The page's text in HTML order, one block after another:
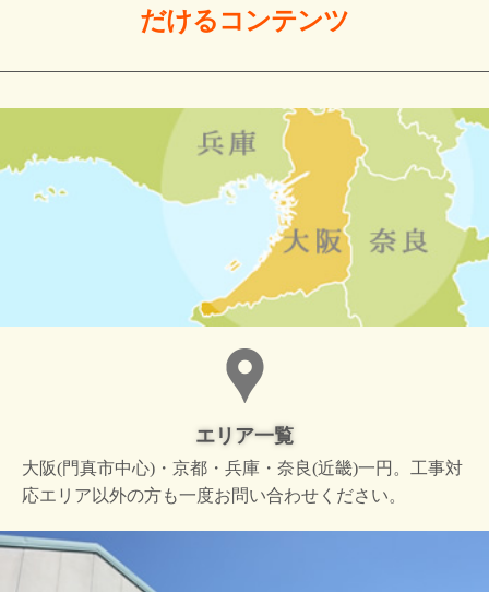
だけるコンテンツ
エリア一覧
大阪(門真市中心)・京都・兵庫・奈良(近畿)一円。工事対
応エリア以外の方も一度お問い合わせください。